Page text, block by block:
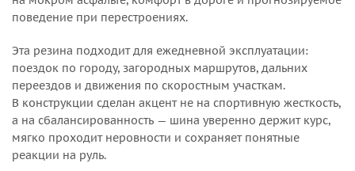
поведение при перестроениях.
Эта резина подходит для ежедневной эксплуатации:
поездок по городу, загородных маршрутов, дальних
переездов и движения по скоростным участкам.
В конструкции сделан акцент не на спортивную жесткость,
а на сбалансированность — шина уверенно держит курс,
мягко проходит неровности и сохраняет понятные
реакции на руль.